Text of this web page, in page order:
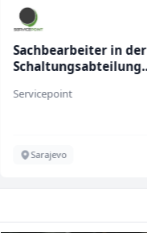
Sachbearbeiter in der
Schaltungsabteilung
Servicepoint
Sarajevo